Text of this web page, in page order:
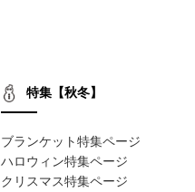
特集【秋冬】
ブランケット特集ページ
ハロウィン特集ページ
クリスマス特集ページ